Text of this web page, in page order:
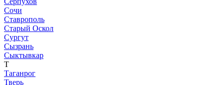
Сочи
Ставрополь
Старый Оскол
Сургут
Сызрань
Сыктывкар
Т
Таганрог
Тверь